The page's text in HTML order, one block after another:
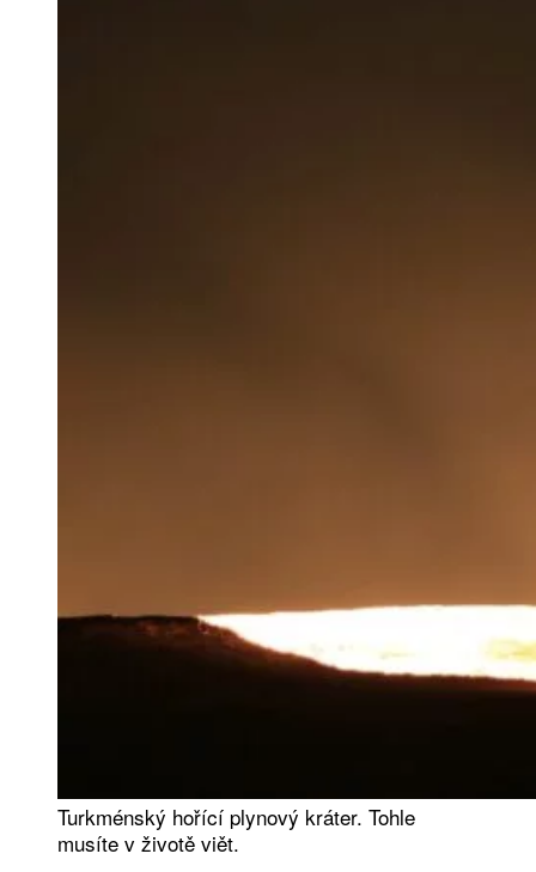
Turkménský hořící plynový kráter. Tohle
musíte v životě viět.